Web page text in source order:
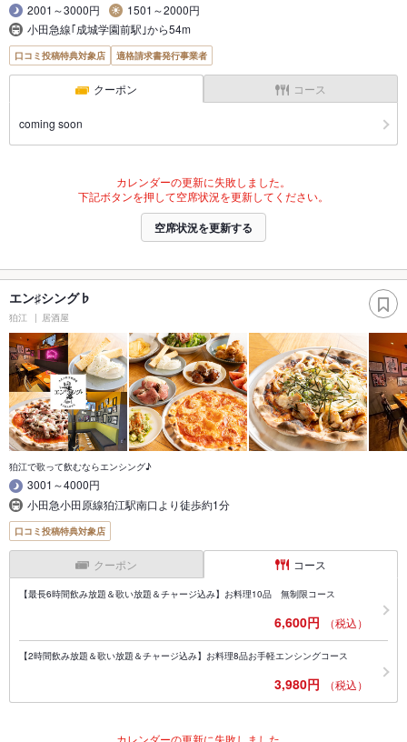
2001～3000円
1501～2000円
小田急線｢成城学園前駅｣から54m
口コミ投稿特典対象店 適格請求書発行事業者
クーポン コース
coming soon
カレンダーの更新に失敗しました。
下記ボタンを押して空席状況を更新してください。
空席状況を更新する
エン♯シング♭
狛江 居酒屋
狛江で歌って飲むならエンシング♪
3001～4000円
小田急小田原線狛江駅南口より徒歩約1分
口コミ投稿特典対象店
クーポン コース
【最長6時間飲み放題＆歌い放題＆チャージ込み】お料理10品 無制限コース
6,600円 （税込）
【2時間飲み放題＆歌い放題＆チャージ込み】お料理8品お手軽エンシングコース
3,980円 （税込）
カレンダーの更新に失敗しました。